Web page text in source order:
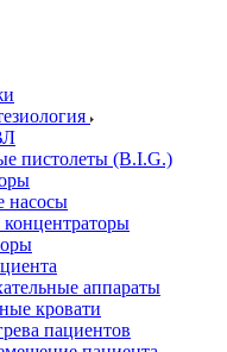
пистолеты (B.I.G.)
насосы
аппараты
кровати
пациентов